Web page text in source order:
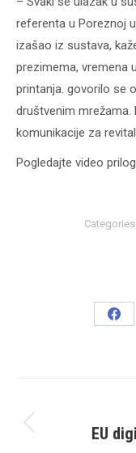
referenta u Poreznoj
izašao iz sustava,
prezimema, vremena
printanja. govorilo se
društvenim
komunikacije za
Pogledajte video
Categories:
navigation
EU